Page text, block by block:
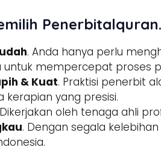
. Anda hanya perlu
untuk mempercepat proses
& Kuat. Praktisi penerbit
kerapian yang presisi.
oleh tenaga ahli
. Dengan segala